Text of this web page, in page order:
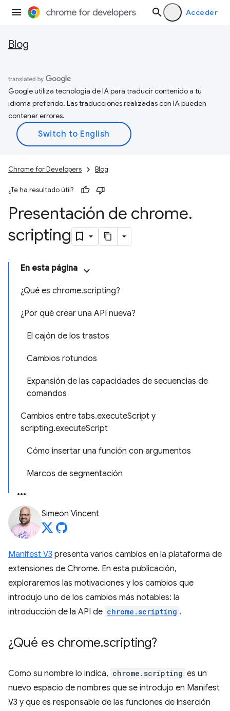
Acceder
Blog
Google utiliza tecnología de IA para traducir contenido a tu
idioma preferido. Las traducciones realizadas con IA pueden
contener errores.
Chrome for Developers Blog
¿Te ha resultado útil?
Presentación de chrome.
scripting
En esta página
¿Qué es chrome.scripting?
¿Por qué crear una API nueva?
El cajón de los trastos
Cambios rotundos
Expansión de las capacidades de secuencias de
comandos
Cambios entre tabs.executeScript y
scripting.executeScript
Cómo insertar una función con argumentos
Marcos de segmentación
Simeon Vincent
Manifest V3 presenta varios cambios en la plataforma de
extensiones de Chrome. En esta publicación,
exploraremos las motivaciones y los cambios que
introdujo uno de los cambios más notables: la
introducción de la API de chrome.scripting .
¿Qué es chrome.scripting?
Como su nombre lo indica, chrome.scripting es un
nuevo espacio de nombres que se introdujo en Manifest
V3 y que es responsable de las funciones de inserción